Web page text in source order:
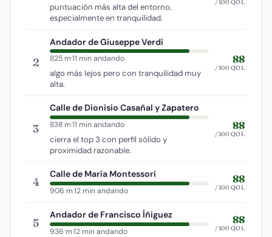
puntuación más alta del entorno,
especialmente en tranquilidad.
/100 QOL
2
Andador de Giuseppe Verdi
825 m·11 min andando
algo más lejos pero con tranquilidad muy
alta.
88
/100 QOL
3
Calle de Dionisio Casañal y Zapatero
838 m·11 min andando
cierra el top 3 con perfil sólido y
proximidad razonable.
88
/100 QOL
4
Calle de María Montessori
906 m·12 min andando
88
/100 QOL
5
Andador de Francisco Íñiguez
936 m·12 min andando
88
/100 QOL